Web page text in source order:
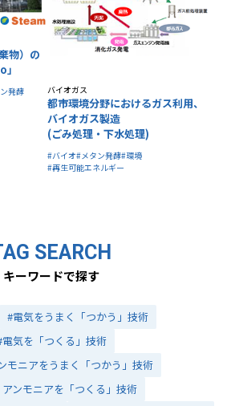
物）の
発酵
バイオガス
都市環境分野におけるガス利用、
バイオガス製造
(ごみ処理・下水処理)
#バイオ#メタン発酵#環境
#再生可能エネルギー
SEARCH
キーワードで探す
#電気をうまく「つかう」技術
電気を「つくる」技術
モニアをうまく「つかう」技術
ンモニアを「つくる」技術